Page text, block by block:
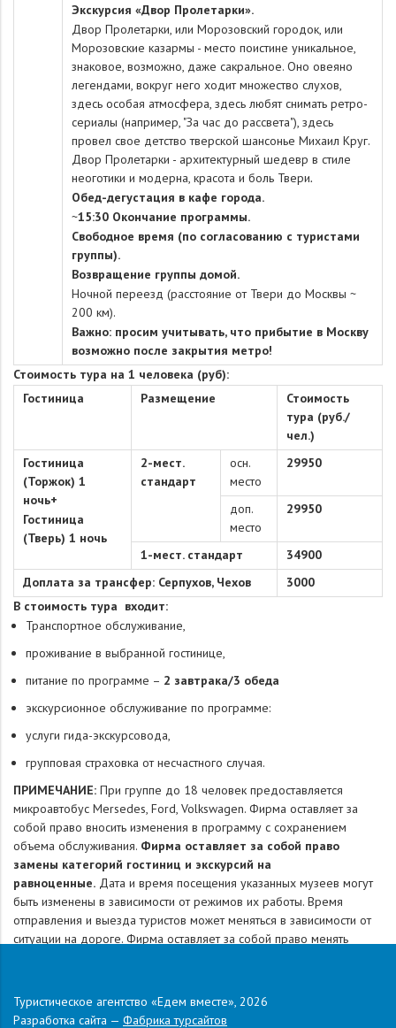
Экскурсия «Двор Пролетарки».
Двор Пролетарки, или Морозовский городок, или
Морозовские казармы - место поистине уникальное,
знаковое, возможно, даже сакральное. Оно овеяно
легендами, вокруг него ходит множество слухов,
здесь особая атмосфера, здесь любят снимать ретро-
сериалы (например, "За час до рассвета"), здесь
провел свое детство тверской шансонье Михаил Круг.
Двор Пролетарки - архитектурный шедевр в стиле
неоготики и модерна, красота и боль Твери.
Обед-дегустация в кафе города.
~15:30 Окончание программы.
Свободное время (по согласованию с туристами
группы).
Возвращение группы домой.
Ночной переезд (расстояние от Твери до Москвы ~
200 км).
Важно: просим учитывать, что прибытие в Москву
возможно после закрытия метро!
Стоимость тура на 1 человека (руб):
Гостиница
Размещение
Стоимость
тура (руб./
чел.)
Гостиница
(Торжок) 1
ночь+
Гостиница
(Тверь) 1 ночь
2-мест.
стандарт
осн.
место
29950
доп.
место
29950
1-мест. стандарт
34900
Доплата за трансфер: Серпухов, Чехов
3000
В стоимость тура входит:
Транспортное обслуживание,
проживание в выбранной гостинице,
питание по программе – 2 завтрака/3 обеда
экскурсионное обслуживание по программе:
услуги гида-экскурсовода,
групповая страховка от несчастного случая.
ПРИМЕЧАНИЕ: При группе до 18 человек предоставляется
микроавтобус Mersedes, Ford, Volkswagen. Фирма оставляет за
собой право вносить изменения в программу с сохранением
объема обслуживания. Фирма оставляет за собой право
замены категорий гостиниц и экскурсий на
равноценные. Дата и время посещения указанных музеев могут
быть изменены в зависимости от режимов их работы. Время
отправления и выезда туристов может меняться в зависимости от
ситуации на дороге. Фирма оставляет за собой право менять
организован трансфер, трансфер является групповой услугой,
поэтому возможно ожидание остальных групп.
Туристическое агентство «Едем вместе», 2026
Разработка сайта — Фабрика турсайтов